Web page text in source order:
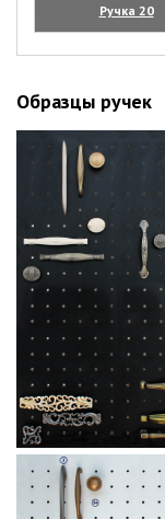
Ручка 20
(увеличить)
Образцы ручек